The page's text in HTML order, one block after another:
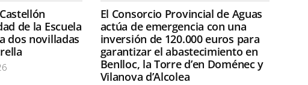
de la Escuela
dos novilladas
El Consorcio Provincial de Aguas
actúa de emergencia con una
inversión de 120.000 euros para
garantizar el abastecimiento en
Benlloc, la Torre d’en Doménec y
Vilanova d’Alcolea